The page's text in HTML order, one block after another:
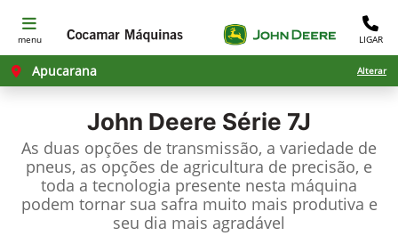
menu LIGAR
Apucarana Alterar
John Deere Série 7J
As duas opções de transmissão, a variedade de
pneus, as opções de agricultura de precisão, e
toda a tecnologia presente nesta máquina
podem tornar sua safra muito mais produtiva e
seu dia mais agradável